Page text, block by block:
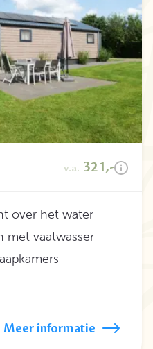
v.a. 321,-
over het water
met vaatwasser
Meer informatie